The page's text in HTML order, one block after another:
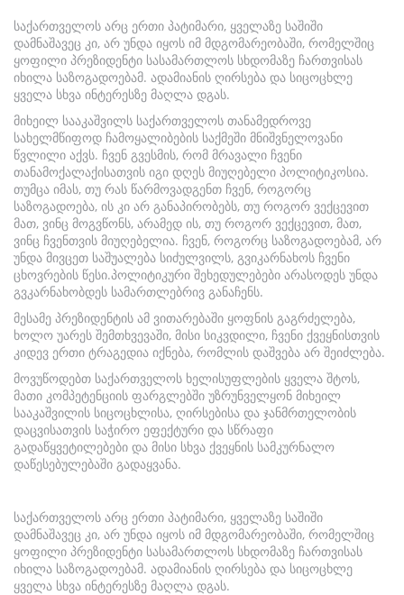
საქართველოს არც ერთი პატიმარი, ყველაზე საშიში
დამნაშავეც კი, არ უნდა იყოს იმ მდგომარეობაში, რომელშიც
ყოფილი პრეზიდენტი სასამართლოს სხდომაზე ჩართვისას
იხილა საზოგადოებამ. ადამიანის ღირსება და სიცოცხლე
ყველა სხვა ინტერესზე მაღლა დგას.
მიხეილ სააკაშვილს საქართველოს თანამედროვე
სახელმწიფოდ ჩამოყალიბების საქმეში მნიშვნელოვანი
წვლილი აქვს. ჩვენ გვესმის, რომ მრავალი ჩვენი
თანამოქალაქისათვის იგი დღეს მიუღებელი პოლიტიკოსია.
თუმცა იმას, თუ რას წარმოვადგენთ ჩვენ, როგორც
საზოგადოება, ის კი არ განაპირობებს, თუ როგორ ვექცევით
მათ, ვინც მოგვწონს, არამედ ის, თუ როგორ ვექცევით, მათ,
ვინც ჩვენთვის მიუღებელია. ჩვენ, როგორც საზოგადოებამ, არ
უნდა მივცეთ საშუალება სიძულვილს, გვიკარნახოს ჩვენი
ცხოვრების წესი.პოლიტიკური შეხედულებები არასოდეს უნდა
გვკარნახობდეს სამართლებრივ განაჩენს.
მესამე პრეზიდენტის ამ ვითარებაში ყოფნის გაგრძელება,
ხოლო უარეს შემთხვევაში, მისი სიკვდილი, ჩვენი ქვეყნისთვის
კიდევ ერთი ტრაგედია იქნება, რომლის დაშვება არ შეიძლება.
მოვუწოდებთ საქართველოს ხელისუფლების ყველა შტოს,
მათი კომპეტენციის ფარგლებში უზრუნველყონ მიხეილ
სააკაშვილის სიცოცხლისა, ღირსებისა და ჯანმრთელობის
დაცვისათვის საჭირო ეფექტური და სწრაფი
გადაწყვეტილებები და მისი სხვა ქვეყნის სამკურნალო
დაწესებულებაში გადაყვანა.
საქართველოს არც ერთი პატიმარი, ყველაზე საშიში
დამნაშავეც კი, არ უნდა იყოს იმ მდგომარეობაში, რომელშიც
ყოფილი პრეზიდენტი სასამართლოს სხდომაზე ჩართვისას
იხილა საზოგადოებამ. ადამიანის ღირსება და სიცოცხლე
ყველა სხვა ინტერესზე მაღლა დგას.